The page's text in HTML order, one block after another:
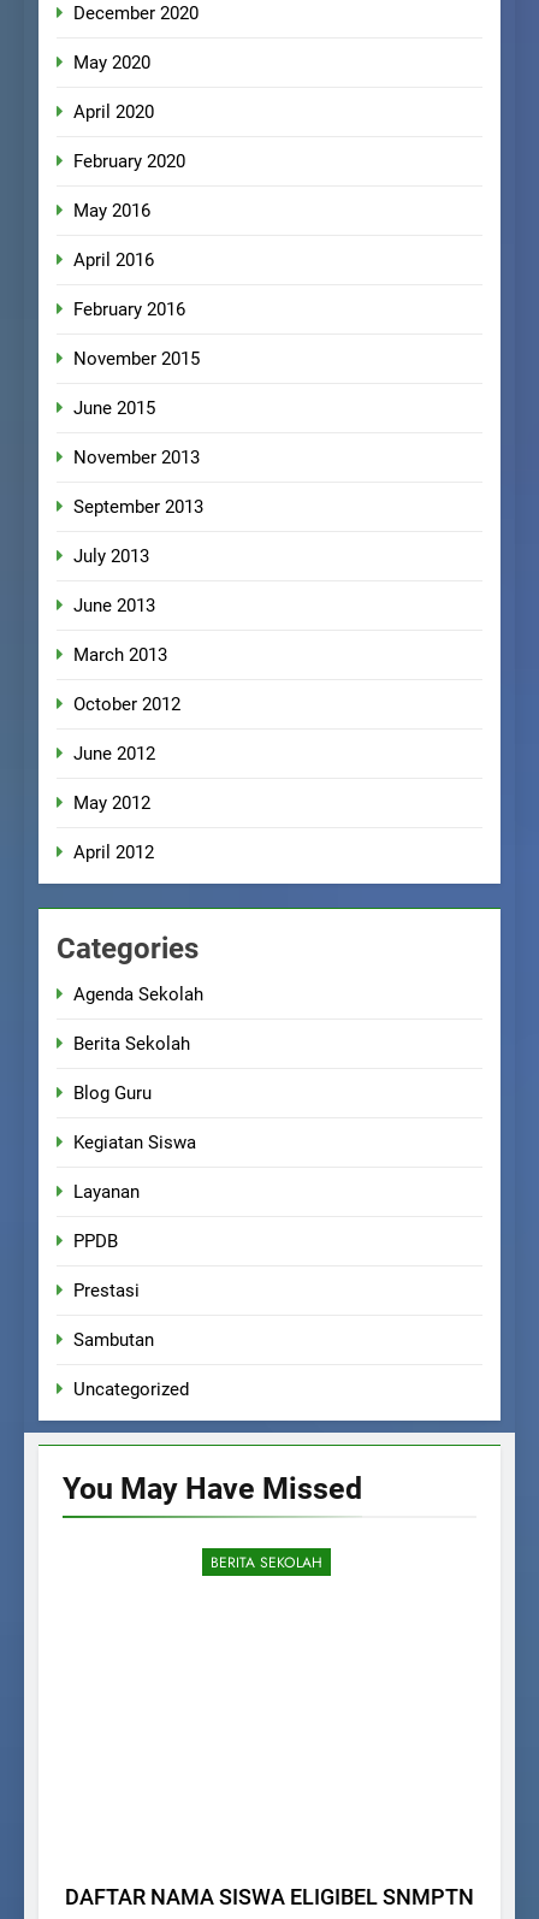
December 2020
May 2020
April 2020
February 2020
May 2016
April 2016
February 2016
November 2015
June 2015
November 2013
September 2013
July 2013
June 2013
March 2013
October 2012
June 2012
May 2012
April 2012
Categories
Agenda Sekolah
Berita Sekolah
Blog Guru
Kegiatan Siswa
Layanan
PPDB
Prestasi
Sambutan
Uncategorized
You May Have Missed
BERITA SEKOLAH
DAFTAR NAMA SISWA ELIGIBEL SNMPTN